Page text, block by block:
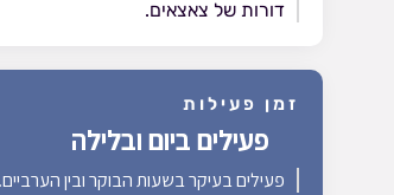
דורות של צאצאים.
זמן פעילות
פעילים ביום ובלילה
פעילים בעיקר בשעות הבוקר ובין הערביים.